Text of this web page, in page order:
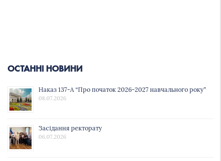
ОСТАННІ НОВИНИ
Наказ 137-А “Про початок 2026-2027 навчального року”
08.07.2026
Засідання ректорату
06.07.2026